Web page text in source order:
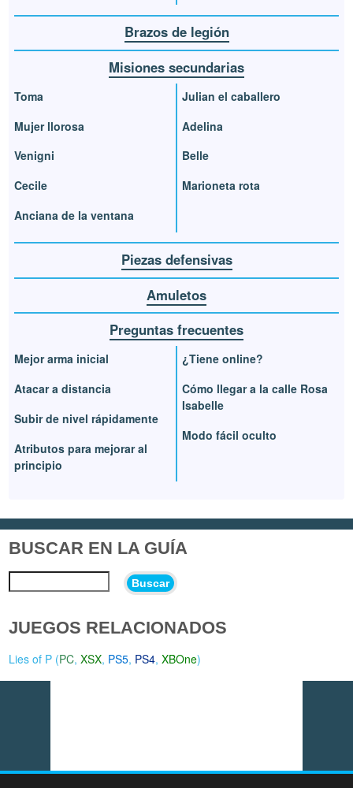
Brazos de legión
Misiones secundarias
Toma
Mujer llorosa
Venigni
Cecile
Anciana de la ventana
Julian el caballero
Adelina
Belle
Marioneta rota
Piezas defensivas
Amuletos
Preguntas frecuentes
Mejor arma inicial
Atacar a distancia
Subir de nivel rápidamente
Atributos para mejorar al
principio
¿Tiene online?
Cómo llegar a la calle Rosa
Isabelle
Modo fácil oculto
BUSCAR EN LA GUÍA
Buscar
JUEGOS RELACIONADOS
Lies of P (PC,XSX, PS5, PS4,XBOne)